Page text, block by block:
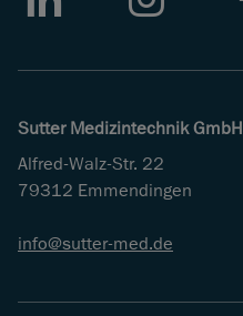
Sutter Medizintechnik GmbH
Alfred-Walz-Str. 22
79312 Emmendingen
info sutter-med de